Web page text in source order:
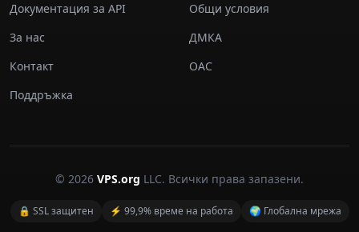
Документация за API
За нас
Контакт
Поддръжка
Общи условия
ДМКА
ОАС
© 2026 VPS.org LLC. Всички права запазени.
🔒 SSL защитен ⚡ 99,9% време на работа 🌍 Глобална мрежа